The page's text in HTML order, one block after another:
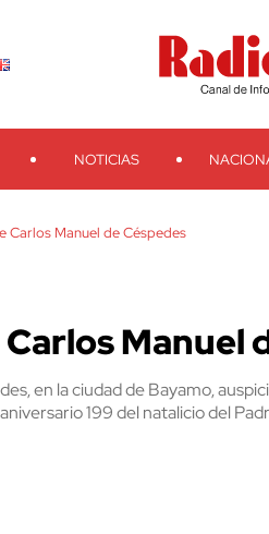
Instagram TelegramTeveo Ivoox
NOTICIAS
Carlos Manuel de Céspedes
Manuel
en la ciudad de Bayamo,
199 del natalicio del